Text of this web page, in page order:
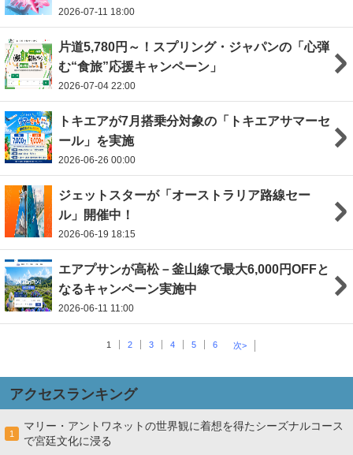
2026-07-11 18:00
片道5,780円～！スプリング・ジャパンの「心弾
む“食旅”応援キャンペーン」
2026-07-04 22:00
トキエアが7月搭乗分対象の「トキエアサマーセ
ール」を実施
2026-06-26 00:00
ジェットスターが「オーストラリア路線セー
ル」開催中！
2026-06-19 18:15
エアプサンが高松－釜山線で最大6,000円OFFと
なるキャンペーン実施中
2026-06-11 11:00
1 2 3 4 5 6 次>
アクセスランキング
1
マリー・アントワネットの世界観に着想を得たシーズナルコース
で宮廷文化に浸る